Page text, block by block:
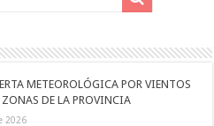
METEOROLÓGICA POR VIENTOS
DE LA PROVINCIA
2026